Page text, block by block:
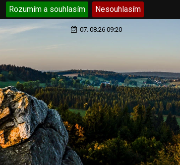
Rozumím a souhlasím Nesouhlasím
07. 08.26 09:20